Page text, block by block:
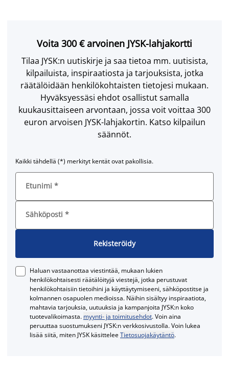
Voita 300 € arvoinen JYSK-lahjakortti
Tilaa JYSK:n uutiskirje ja saa tietoa mm. uutisista,
kilpailuista, inspiraatiosta ja tarjouksista, jotka
räätälöidään henkilökohtaisten tietojesi mukaan.
Hyväksyessäsi ehdot osallistut samalla
kuukausittaiseen arvontaan, jossa voit voittaa 300
euron arvoisen JYSK-lahjakortin. Katso kilpailun
säännöt.
Kaikki tähdellä (*) merkityt kentät ovat pakollisia.
Etunimi *
Sähköposti *
Rekisteröidy
Haluan vastaanottaa viestintää, mukaan lukien
henkilökohtaisesti räätälöityjä viestejä, jotka perustuvat
henkilökohtaisiin tietoihini ja käyttäytymiseeni, sähköpostitse ja
kolmannen osapuolen medioissa. Näihin sisältyy inspiraatiota,
mahtavia tarjouksia, uutuuksia ja kampanjoita JYSK:n koko
tuotevalikoimasta. myynti- ja toimitusehdot. Voin aina
peruuttaa suostumukseni JYSK:n verkkosivustolla. Voin lukea
lisää siitä, miten JYSK käsitteleeTietosuojakäytäntö.